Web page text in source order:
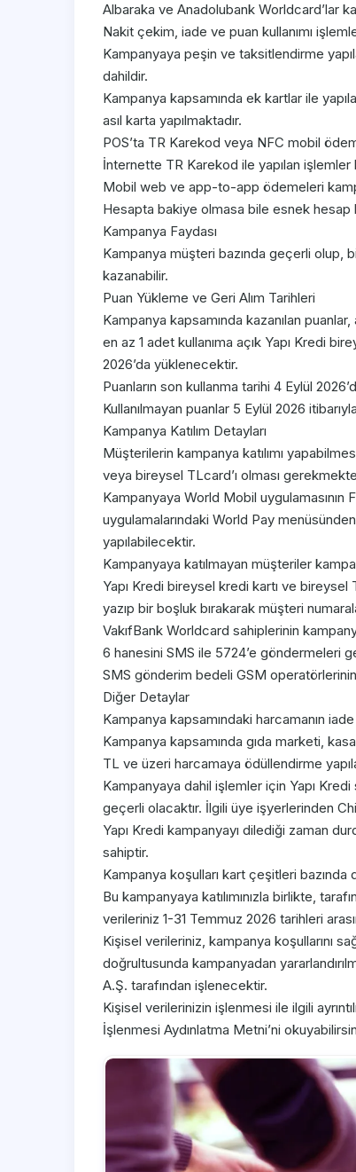
Albaraka ve Anadolubank Worldcard’lar
Nakit çekim, iade ve puan kullanımı
Kampanyaya peşin ve taksitlendirme
dahildir.
Kampanya kapsamında ek kartlar ile
asıl karta yapılmaktadır.
POS’ta TR Karekod veya NFC mobil
İnternette TR Karekod ile yapılan işlemler
Mobil web ve app-to-app ödemeleri
Hesapta bakiye olmasa bile esnek hesap
Kampanya Faydası
Kampanya müşteri bazında geçerli olup,
kazanabilir.
Puan Yükleme ve Geri Alım Tarihleri
Kampanya kapsamında kazanılan
en az 1 adet kullanıma açık Yapı Kredi
2026’da yüklenecektir.
Puanların son kullanma tarihi 4 Eylül
Kullanılmayan puanlar 5 Eylül 2026
Kampanya Katılım Detayları
Müşterilerin kampanya katılımı
veya bireysel TLcard’ı olması
Kampanyaya World Mobil uygulamasının
uygulamalarındaki World Pay
yapılabilecektir.
Kampanyaya katılmayan müşteriler
Yapı Kredi bireysel kredi kartı ve
yazıp bir boşluk bırakarak müşteri
VakıfBank Worldcard sahiplerinin
6 hanesini SMS ile 5724’e göndermeleri
SMS gönderim bedeli GSM
Diğer Detaylar
Kampanya kapsamındaki harcamanın
Kampanya kapsamında gıda marketi,
TL ve üzeri harcamaya ödüllendirme
Kampanyaya dahil işlemler için Yapı
geçerli olacaktır. İlgili üye işyerlerinden
Yapı Kredi kampanyayı dilediği zaman
sahiptir.
Kampanya koşulları kart çeşitleri
Bu kampanyaya katılımınızla birlikte,
verileriniz 1-31 Temmuz 2026 tarihleri
Kişisel verileriniz, kampanya koşullarını
doğrultusunda kampanyadan
A.Ş. tarafından işlenecektir.
Kişisel verilerinizin işlenmesi ile ilgili
İşlenmesi Aydınlatma Metni’ni